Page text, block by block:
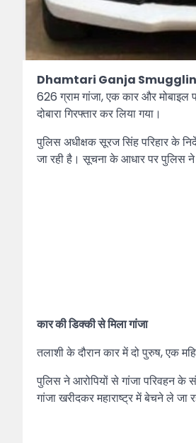
Dhamtari Ganja
626 ग्राम गांजा, एक कार और मोबाइल
दोबारा गिरफ्तार कर लिया गया।
पुलिस अधीक्षक सूरज सिंह परिहार के
जा रही है। सूचना के आधार पर पुलिस ने
कार की डिक्की से मिला गांजा
तलाशी के दौरान कार में दो पुरुष, एक
पुलिस ने आरोपियों से गांजा परिवहन के
गांजा खरीदकर महाराष्ट्र में बेचने ले जा